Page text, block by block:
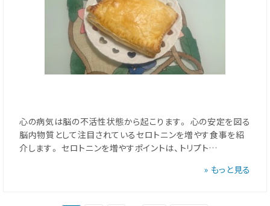
心の病気は脳の不活性状態から起こります。 心の安定を図る
脳内物質として注目されているセロトニンを増やす食事を紹
介します。 セロトニンを増やすポイントは、トリプト…
» もっと見る